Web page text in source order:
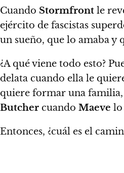
Cuando Stormfront le
ejército de fascistas
un sueño, que lo amaba y
¿A qué viene todo esto?
delata cuando ella le
quiere formar una familia,
Butcher cuando Maeve lo
Entonces, ¿cuál es el